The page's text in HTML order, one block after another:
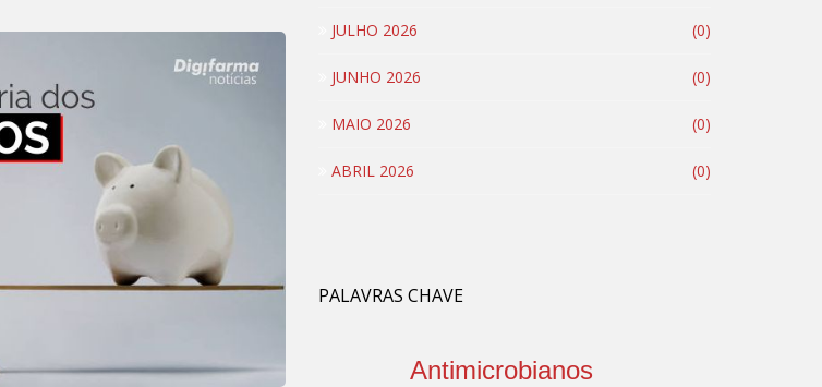
JULHO 2026 (0)
JUNHO 2026 (0)
MAIO 2026 (0)
ABRIL 2026 (0)
PALAVRAS CHAVE
Antimicrobianos